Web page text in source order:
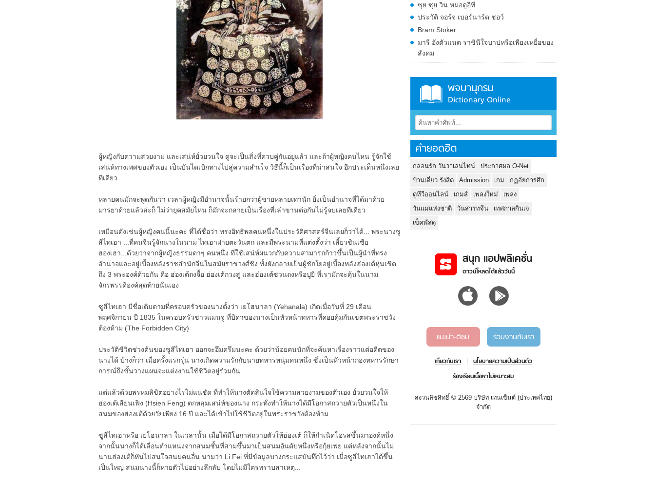
ผู้หญิงกับความสวยงาม และเสน่ห์ยั่วยวนใจ ดูจะเป็นสิ่งที่ควบคู่กันอยู่แล้ว และถ้าผู้หญิงคนไหน รู้จักใช้
เสน่ห์ทางเพศของตัวเอง เป็นบันไดเบิกทางไปสู่ความสำเร็จ วิธีนี้ก็เป็นเรื่องที่น่าสนใจ อีกประเด็นหนึ่งเลย
ทีเดียว
หลายคนมักจะพูดกันว่า เวลาผู้หญิงมีอำนาจนั้นร้ายกว่าผู้ชายหลายเท่านัก ยิ่งเป็นอำนาจที่ได้มาด้วย
มารยาด้วยแล้วล่ะก็ ไม่ว่ายุคสมัยไหน ก็มักจะกลายเป็นเรื่องที่เล่าขานต่อกันไม่รู้จบเลยทีเดียว
เหมือนดังเช่นผู้หญิงคนนี้นะคะ ที่ได้ชื่อว่า ทรงอิทธิพลคนหนึ่งในประวัติศาสตร์จีนเลยก็ว่าได้... พระนางซู
สีไทเฮา ...ที่คนจีนรู้จักนางในนาม ไทเฮาฝ่ายตะวันตก และมีพระนามที่แต่งตั้งว่า เสี้ยวชินเซีย
ฮองเฮา...ด้วยว่าจากผู้หญิงธรรมดาๆ คนหนึ่ง ที่ใช้เสน่ห์ผนวกกับความสามารถก้าวขึ้นเป็นผู้นำที่ทรง
อำนาจและอยู่เบื้องหลังราชสำนักจีนในสมัยราชวงศ์ชิง ทั้งยังกลายเป็นผู้ชักใยอยู่เบื้องหลังฮ่องเต้หุ่นเชิด
ถึง 3 พระองค์ด้วยกัน คือ ฮ่องเต้ถงจื้อ ฮ่องเต้กวงสู และฮ่องเต้ซวนถงหรือปูยี ที่เรามักจะคุ้นในนาม
จักรพรรดิองค์สุดท้ายนั่นเอง
ซูสีไทเฮา มีชื่อเดิมตามที่ครอบครัวของนางตั้งว่า เยโฮนาลา (Yehanala) เกิดเมื่อวันที่ 29 เดือน
พฤศจิกายน ปี 1835 ในครอบครัวชาวแมนจู ที่บิดาของนางเป็นหัวหน้าทหารที่คอยคุ้มกันเขตพระราชวัง
ต้องห้าม (The Forbidden City)
ประวัติชีวิตช่วงต้นของซูสีไทเฮา ออกจะอึมครึมนะคะ ด้วยว่าน้อยคนนักที่จะค้นหาเรื่องราวแต่อดีตของ
นางได้ บ้างก็ว่า เมื่อครั้งแรกรุ่น นางเกิดความรักกับนายทหารหนุ่มคนหนึ่ง ซึ่งเป็นหัวหน้ากองทหารรักษา
การณ์ถึงขั้นวางแผนจะแต่งงานใช้ชิวิตอยู่ร่วมกัน
แต่แล้วด้วยพรหมลิขิตอย่างไรไม่แน่ชัด ที่ทำให้นางตัดสินใจใช้ความสวยงามของตัวเอง ยั่วยวนใจให้
ฮ่องเต้เสียนเฟิง (Hsien Feng) ตกหลุมเสน่ห์ของนาง กระทั่งทำให้นางได้มีโอกาสถวายตัวเป็นหนึ่งใน
สนมของฮ่องเต้ด้วยวัยเพียง 16 ปี และได้เข้าไปใช้ชีวิตอยู่ในพระราชวังต้องห้าม....
ซูสีไทเฮาหรือ เยโฮนาลา ในเวลานั้น เมื่อได้มีโอกาสถวายตัวให้ฮ่องเต้ ก็ให้กำเนิดโอรสขึ้นมาองค์หนึ่ง
จากนั้นนางก็ได้เลื่อนตำแหน่งจากสนมชั้นที่สามขึ้นมาเป็นสนมอันดับหนึ่งหรือกุ้ยเฟย แต่หลังจากนั้นไม่
นานฮ่องเต้ก็หันไปสนใจสนมคนอื่น นามว่า Li Fei ที่มีข้อมูลบางกระแสบันทึกไว้ว่า เมื่อซูสีไทเฮาได้ขึ้น
เป็นใหญ่ สนมนางนี้ก็หายตัวไปอย่างลึกลับ โดยไม่มีใครทราบสาเหตุ...
ซุย ซุย วิน หมอดูอีที
ประวัติ จอร์จ เบอร์นาร์ด ชอว์
Bram Stoker
มารี อังตัวแนต ราชินีใจบาปหรือเพียงเหยื่อของ
สังคม
พจนานุกรม
Dictionary Online
คำยอดฮิต
กลอนรัก วันวาเลนไทน์
ประกาศผล O-Net
บ้านเดี่ยว รังสิต
Admission เกม
กฏอัยการศึก
ดูทีวีออนไลน์
เกมส์ เพลงใหม่
เพลง
วันแม่แห่งชาติ
วันสารทจีน
เทศกาลกินเจ
เช็คพัสดุ
สนุก แอปพลิเคชั่น
ดาวน์โหลดได้แล้ววันนี้
แนะนำ-ติชม ร่วมงานกับเรา
เกี่ยวกับเรา
นโยบายความเป็นส่วนตัว
ร้องเรียนเนื้อหาไม่เหมาะสม
สงวนลิขสิทธิ์ © 2569 บริษัท เทนเซ็นต์ (ประเทศไทย)
จำกัด